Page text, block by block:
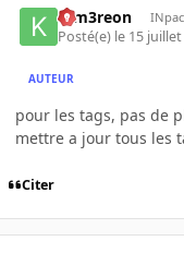
K-m3reon
Posté(e) le 15
AUTEUR
pour les tags, pas de
mettre a jour tous les
Citer